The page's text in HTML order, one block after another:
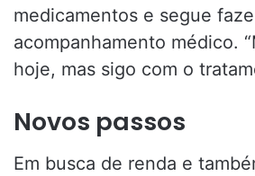
medicamentos e segue
acompanhamento médico.
hoje, mas sigo com o
Novos passos
Em busca de renda e